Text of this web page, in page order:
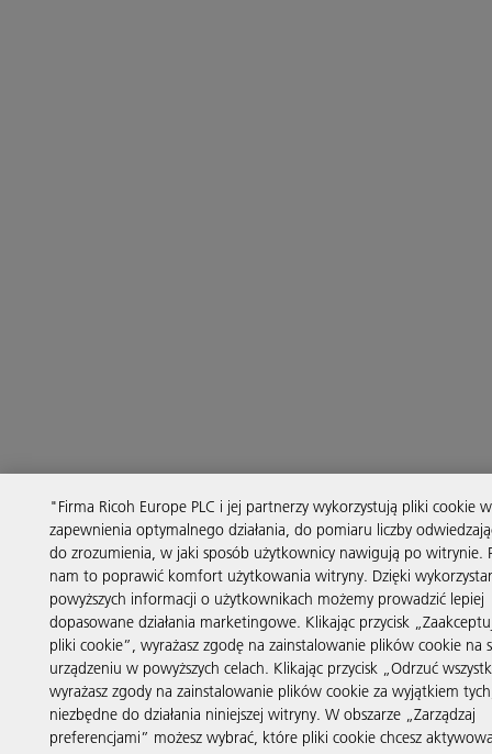
"Firma Ricoh Europe PLC i jej partnerzy wykorzystują pliki cookie
zapewnienia optymalnego działania, do pomiaru liczby
do zrozumienia, w jaki sposób użytkownicy nawigują po witrynie.
nam to poprawić komfort użytkowania witryny. Dzięki
powyższych informacji o użytkownikach możemy prowadzić lepiej
dopasowane działania marketingowe. Klikając przycisk
pliki cookie”, wyrażasz zgodę na zainstalowanie plików cookie na
urządzeniu w powyższych celach. Klikając przycisk „Odrzuć
wyrażasz zgody na zainstalowanie plików cookie za wyjątkiem
niezbędne do działania niniejszej witryny. W obszarze „Zarządzaj
preferencjami” możesz wybrać, które pliki cookie chcesz